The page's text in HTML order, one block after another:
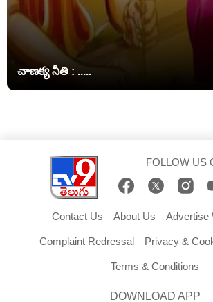
చాణక్య నీతి : .....
FOLLOW US
Contact Us About Us Advertise
Complaint Redressal Privacy &
Terms & Conditions
DOWNLOAD APP